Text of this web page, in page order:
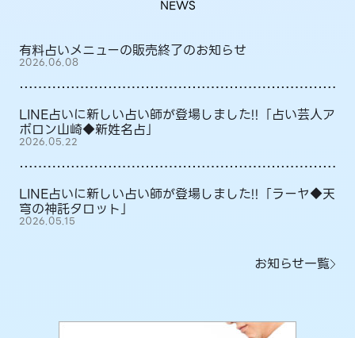
NEWS
有料占いメニューの販売終了のお知らせ
2026.06.08
LINE占いに新しい占い師が登場しました!!「占い芸人ア
ポロン山崎◆新姓名占」
2026.05.22
LINE占いに新しい占い師が登場しました!!「ラーヤ◆天
穹の神託タロット」
2026.05.15
お知らせ一覧